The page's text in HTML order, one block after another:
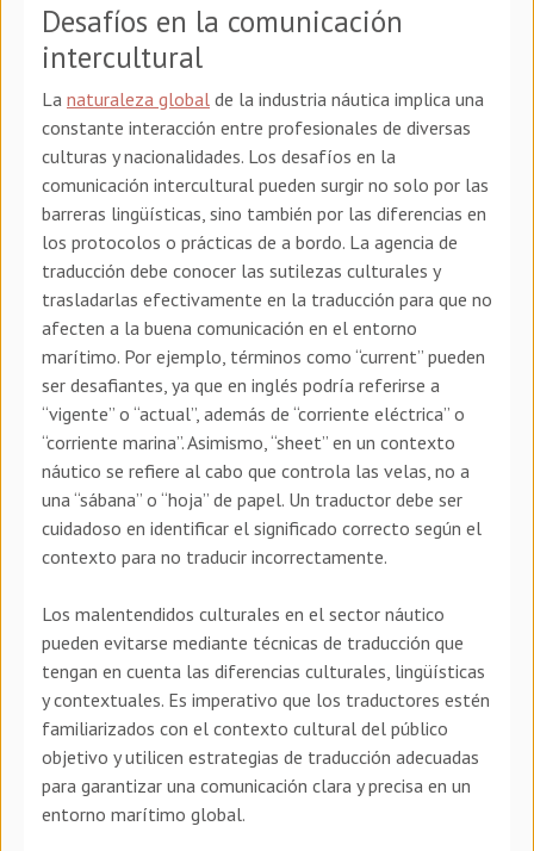
Desafíos en la comunicación
intercultural
La naturaleza global de la industria náutica implica una
constante interacción entre profesionales de diversas
culturas y nacionalidades. Los desafíos en la
comunicación intercultural pueden surgir no solo por las
barreras lingüísticas, sino también por las diferencias en
los protocolos o prácticas de a bordo. La agencia de
traducción debe conocer las sutilezas culturales y
trasladarlas efectivamente en la traducción para que no
afecten a la buena comunicación en el entorno
marítimo. Por ejemplo, términos como “current” pueden
ser desafiantes, ya que en inglés podría referirse a
“vigente” o “actual”, además de “corriente eléctrica” o
“corriente marina”. Asimismo, “sheet” en un contexto
náutico se refiere al cabo que controla las velas, no a
una “sábana” o “hoja” de papel. Un traductor debe ser
cuidadoso en identificar el significado correcto según el
contexto para no traducir incorrectamente.
Los malentendidos culturales en el sector náutico
pueden evitarse mediante técnicas de traducción que
tengan en cuenta las diferencias culturales, lingüísticas
y contextuales. Es imperativo que los traductores estén
familiarizados con el contexto cultural del público
objetivo y utilicen estrategias de traducción adecuadas
para garantizar una comunicación clara y precisa en un
entorno marítimo global.